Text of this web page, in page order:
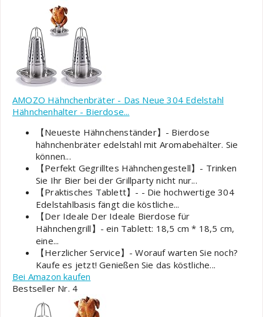
AMOZO Hähnchenbräter - Das Neue 304 Edelstahl
Hähnchenhalter - Bierdose...
【Neueste Hähnchenständer】- Bierdose
hähnchenbräter edelstahl mit Aromabehälter. Sie
können...
【Perfekt Gegrilltes Hähnchengestell】- Trinken
Sie Ihr Bier bei der Grillparty nicht nur...
【Praktisches Tablett】- - Die hochwertige 304
Edelstahlbasis fängt die köstliche...
【Der Ideale Der Ideale Bierdose für
Hähnchengrill】- ein Tablett: 18,5 cm * 18,5 cm,
eine...
【Herzlicher Service】- Worauf warten Sie noch?
Kaufe es jetzt! Genießen Sie das köstliche...
Bei Amazon kaufen
Bestseller Nr. 4